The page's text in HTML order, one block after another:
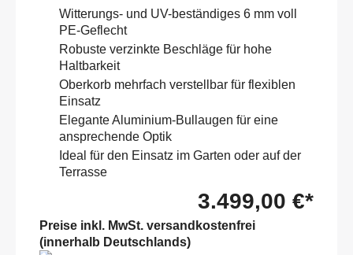
Witterungs- und UV-beständiges 6 mm voll
PE-Geflecht
Robuste verzinkte Beschläge für hohe
Haltbarkeit
Oberkorb mehrfach verstellbar für flexiblen
Einsatz
Elegante Aluminium-Bullaugen für eine
ansprechende Optik
Ideal für den Einsatz im Garten oder auf der
Terrasse
3.499,00 €*
Preise inkl. MwSt. versandkostenfrei
(innerhalb Deutschlands)